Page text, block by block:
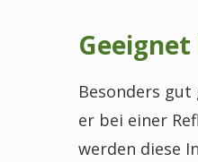
Besonders
er bei einer
werden diese